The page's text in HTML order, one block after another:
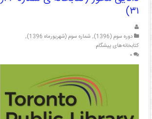
۳۱)
دوره سوم (1396) , شماره سوم (شهریورماه 1396)
,
کتابخانه‌های پیشگام
۰